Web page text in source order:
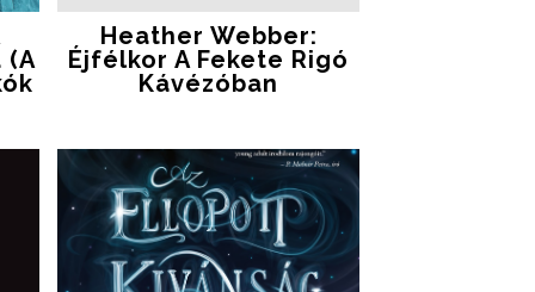
(A
Heather Webber:
Éjfélkor ​a Fekete Rigó
Kávézóban